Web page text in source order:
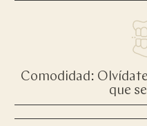
Comodidad:
que